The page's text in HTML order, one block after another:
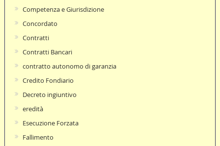
Competenza e Giurisdizione
Concordato
Contratti
Contratti Bancari
contratto autonomo di garanzia
Credito Fondiario
Decreto ingiuntivo
eredità
Esecuzione Forzata
Fallimento